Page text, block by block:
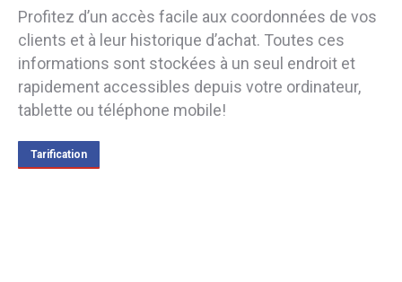
Profitez d’un accès facile aux coordonnées de vos
clients et à leur historique d’achat. Toutes ces
informations sont stockées à un seul endroit et
rapidement accessibles depuis votre ordinateur,
tablette ou téléphone mobile!
Tarification